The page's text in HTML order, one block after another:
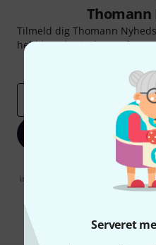
Serveret
Tilmeld dig Thomann
held kan du vinde en af50
Når jeg klikker på "Tilmeld
indforstået med at modtage e-
helst trækkes tilbage. Find
*